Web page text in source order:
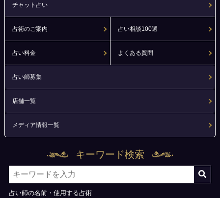
チャット占い
占術のご案内 占い相談100選
占い料金 よくある質問
占い師募集
店舗一覧
メディア情報一覧
キーワード検索
占い師の名前・使用する占術